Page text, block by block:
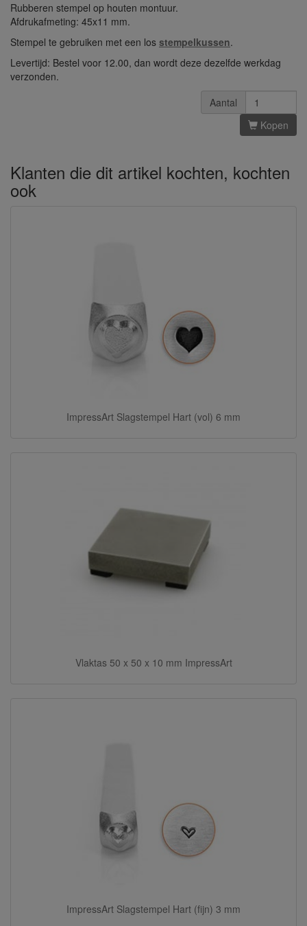
Rubberen stempel op houten montuur.
Afdrukafmeting: 45x11 mm.
Stempel te gebruiken met een los stempelkussen.
Levertijd: Bestel voor 12.00, dan wordt deze dezelfde werkdag
verzonden.
Aantal
Kopen
Klanten die dit artikel kochten, kochten
ook
ImpressArt Slagstempel Hart (vol) 6 mm
Vlaktas 50 x 50 x 10 mm ImpressArt
ImpressArt Slagstempel Hart (fijn) 3 mm